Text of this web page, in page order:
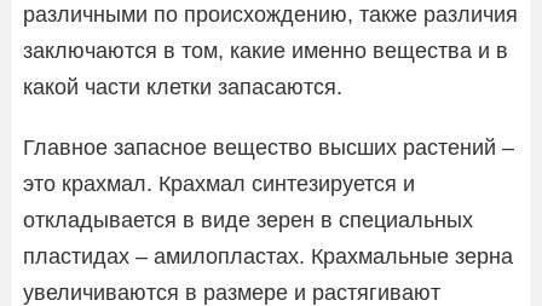
различными по происхождению, также различия
заключаются в том, какие именно вещества и в
какой части клетки запасаются.
Главное запасное вещество высших растений –
это крахмал. Крахмал синтезируется и
откладывается в виде зерен в специальных
пластидах – амилопластах. Крахмальные зерна
увеличиваются в размере и растягивают